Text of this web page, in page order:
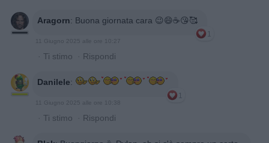
Aragorn: Buona giornata cara 😉😄☕️😘🥰
1
11 Giugno 2025 alle ore 10:27
· Ti stimo · Rispondi
Danilele:
1
11 Giugno 2025 alle ore 10:38
· Ti stimo · Rispondi